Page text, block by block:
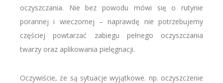
oczyszczania. Nie bez powodu mówi się o rutynie
porannej i wieczornej – naprawdę nie potrzebujemy
częściej powtarzać zabiegu pełnego oczyszczania
twarzy oraz aplikowania pielęgnacji.
Oczywiście, że są sytuacje wyjątkowe. np. oczyszczenie